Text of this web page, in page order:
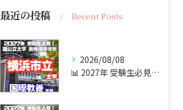
最近の投稿 Recent Posts
2026/08/08
📊 2027年 受験生必見！【横浜市立大学 実質倍率分析 P...